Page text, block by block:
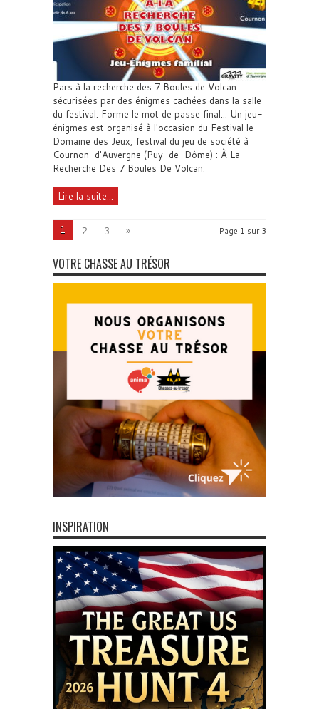
Pars à la recherche des 7 Boules de Volcan
sécurisées par des énigmes cachées dans la salle
du festival. Forme le mot de passe final... Un jeu-
énigmes est organisé à l'occasion du Festival le
Domaine des Jeux, festival du jeu de société à
Cournon-d'Auvergne (Puy-de-Dôme) : À La
Recherche Des 7 Boules De Volcan.
Lire la suite...
Page 1 sur 3
1 2 3 »
VOTRE CHASSE AU TRÉSOR
INSPIRATION